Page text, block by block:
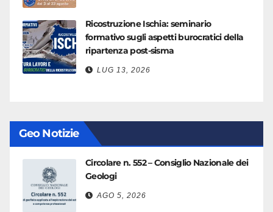
Ricostruzione Ischia: seminario
formativo sugli aspetti burocratici della
ripartenza post-sisma
LUG 13, 2026
Geo Notizie
Circolare n. 552 – Consiglio Nazionale dei
Geologi
AGO 5, 2026